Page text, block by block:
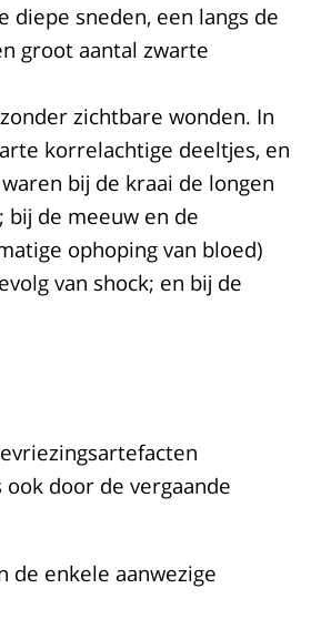
sneden, een langs de
groot aantal zwarte
zichtbare wonden. In
korrelachtige deeltjes, en
bij de kraai de longen
bij de meeuw en de
ophoping van bloed)
van shock; en bij de
door de vergaande
de enkele aanwezige